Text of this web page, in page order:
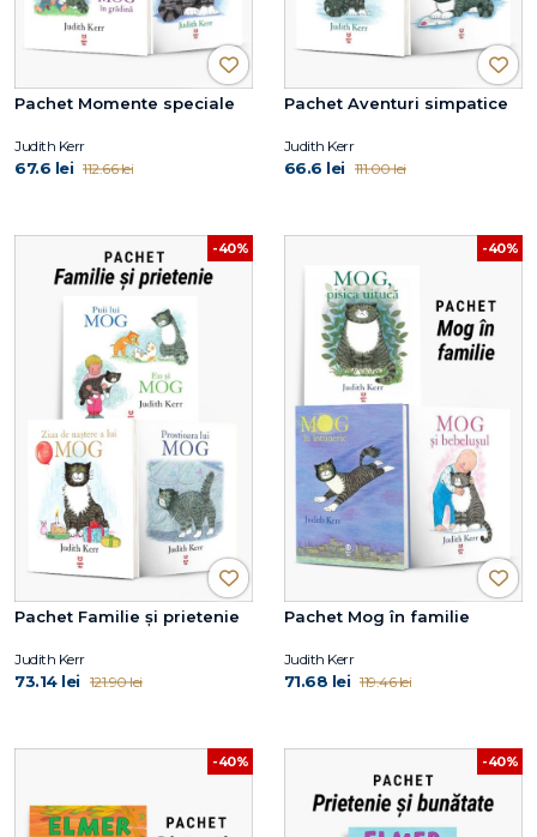
Pachet Momente speciale
Judith Kerr
67.6 lei 112.66 lei
Pachet Aventuri simpatice
Judith Kerr
66.6 lei 111.00 lei
-40%
Pachet Familie și prietenie
Judith Kerr
73.14 lei 121.90 lei
-40%
Pachet Mog în familie
Judith Kerr
71.68 lei 119.46 lei
-40% -40%